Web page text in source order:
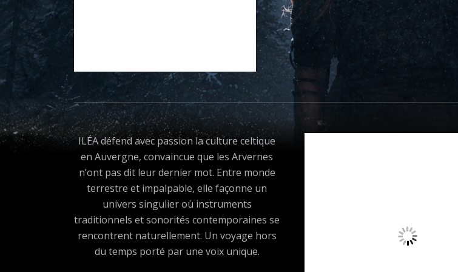
ILÉA défend avec passion la culture celtique
en Auvergne, convaincue que les Arvernes
n’ont pas dit leur dernier mot. Entre monde
terrestre et impalpable, elle façonne un
univers singulier où instruments
traditionnels et sonorités contemporaines se
rencontrent naturellement. Un voyage hors
du temps porté par une voix unique.